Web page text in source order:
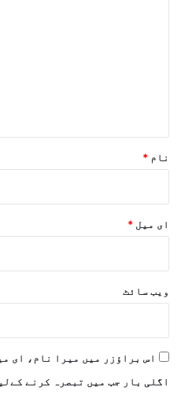
نام *
ای میل *
ویب‌ سائٹ
اس براؤزر میں میرا نام، ای
اگلی بار جب میں تبصرہ کرنے